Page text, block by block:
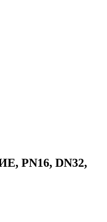
PN16, DN32,